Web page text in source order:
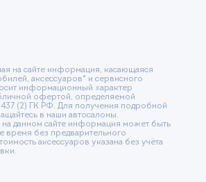
на сайте информация, касающаяся
аксессуаров* и сервисного
информационный характер
офертой, определяемой
(2) ГК РФ. Для получения подробной
в наши автосалоны.
данном сайте информация может быть
время без предварительного
аксессуаров указана без учёта